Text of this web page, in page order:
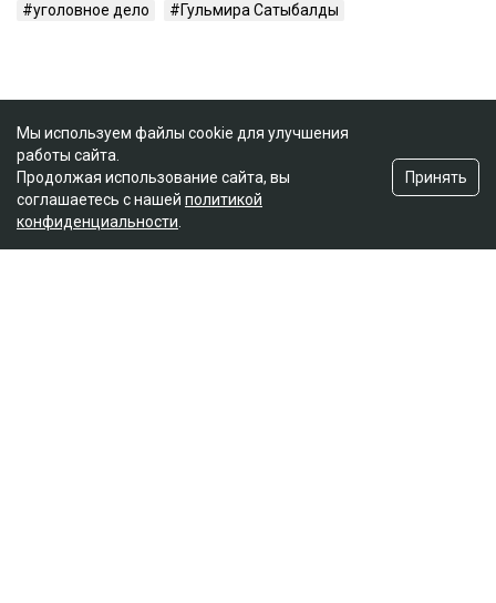
уголовное дело
Гульмира Сатыбалды
Мы используем файлы cookie для улучшения
работы сайта.
Продолжая использование сайта, вы
соглашаетесь с нашей политикой
конфиденциальности
Принять